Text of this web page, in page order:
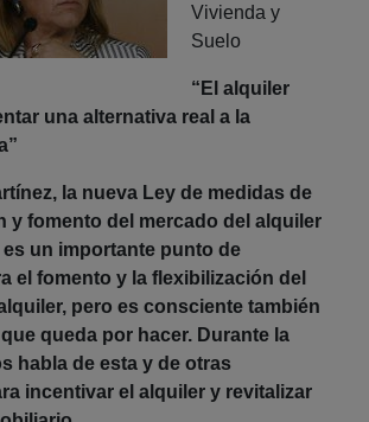
Vivienda y
Suelo
“El alquiler
una alternativa real a la
la nueva Ley de medidas de
y fomento del mercado del alquiler
un importante punto de
el fomento y la flexibilización del
pero es consciente también
queda por hacer. Durante la
habla de esta y de otras
incentivar el alquiler y revitalizar